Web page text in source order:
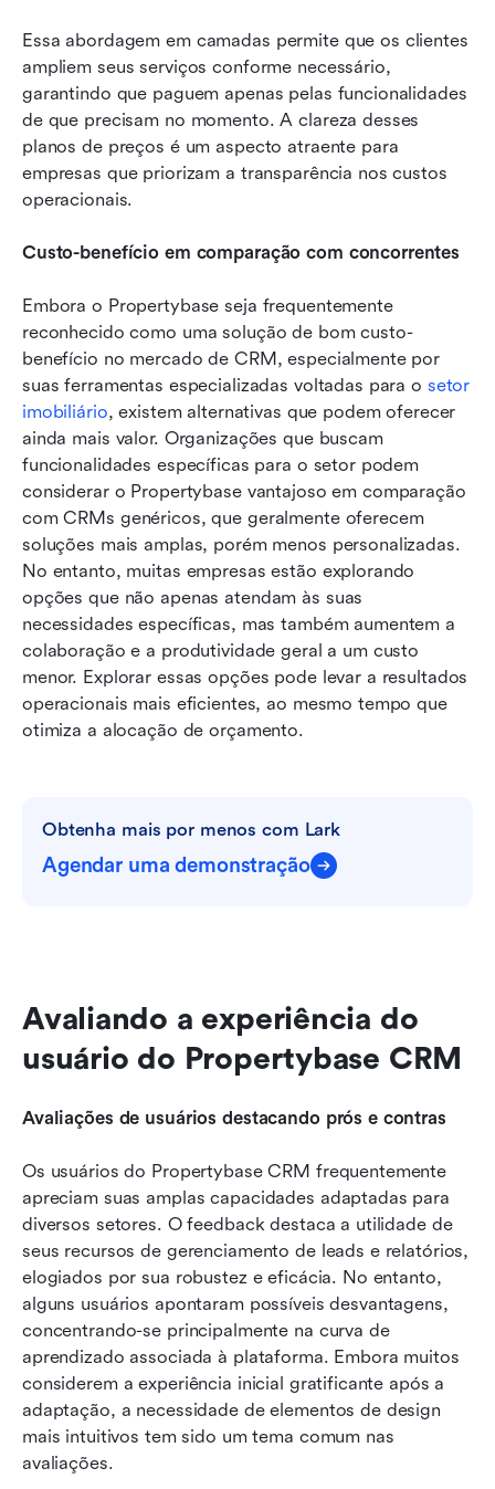
Essa abordagem em camadas permite que os clientes
ampliem seus serviços conforme necessário,
garantindo que paguem apenas pelas funcionalidades
de que precisam no momento. A clareza desses
planos de preços é um aspecto atraente para
empresas que priorizam a transparência nos custos
operacionais.
Custo-benefício em comparação com concorrentes
Embora o Propertybase seja frequentemente
reconhecido como uma solução de bom custo-
benefício no mercado de CRM, especialmente por
suas ferramentas especializadas voltadas para o setor
imobiliário, existem alternativas que podem oferecer
ainda mais valor. Organizações que buscam
funcionalidades específicas para o setor podem
considerar o Propertybase vantajoso em comparação
com CRMs genéricos, que geralmente oferecem
soluções mais amplas, porém menos personalizadas.
No entanto, muitas empresas estão explorando
opções que não apenas atendam às suas
necessidades específicas, mas também aumentem a
colaboração e a produtividade geral a um custo
menor. Explorar essas opções pode levar a resultados
operacionais mais eficientes, ao mesmo tempo que
otimiza a alocação de orçamento.
Obtenha mais por menos com Lark
Agendar uma demonstração
Avaliando a experiência do
usuário do Propertybase CRM
Avaliações de usuários destacando prós e contras
Os usuários do Propertybase CRM frequentemente
apreciam suas amplas capacidades adaptadas para
diversos setores. O feedback destaca a utilidade de
seus recursos de gerenciamento de leads e relatórios,
elogiados por sua robustez e eficácia. No entanto,
alguns usuários apontaram possíveis desvantagens,
concentrando-se principalmente na curva de
aprendizado associada à plataforma. Embora muitos
considerem a experiência inicial gratificante após a
adaptação, a necessidade de elementos de design
mais intuitivos tem sido um tema comum nas
avaliações.